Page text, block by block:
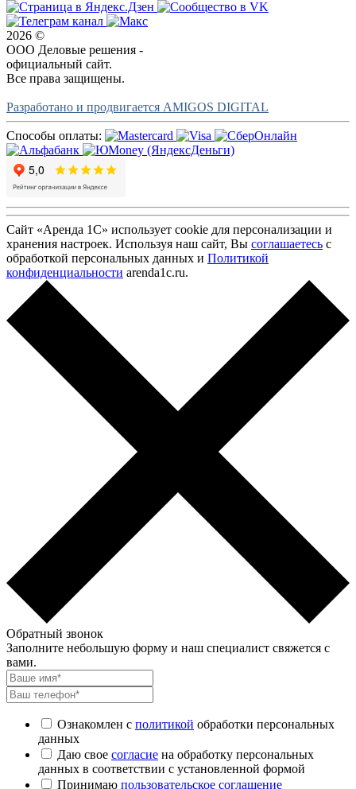
2026 ©
ООО Деловые решения -
официальный сайт.
Все права защищены.
Разработано и продвигается AMIGOS DIGITAL
Способы оплаты:
Сайт «Аренда 1С» использует cookie для персонализации и
хранения настроек. Используя наш сайт, Вы соглашаетесь с
обработкой персональных данных и Политикой
конфиденциальности arenda1c.ru.
Обратный звонок
Заполните небольшую форму и наш специалист свяжется с
вами.
Ознакомлен с политикой обработки персональных
данных
Даю свое согласие на обработку персональных
данных в соответствии с установленной формой
Принимаю пользовательское соглашение